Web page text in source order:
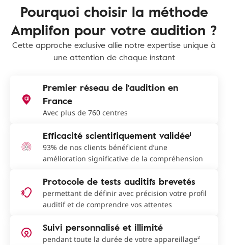
Pourquoi choisir la méthode
Amplifon pour votre audition ?
Cette approche exclusive allie notre expertise unique à
une attention de chaque instant
Premier réseau de l'audition en
France
Avec plus de 760 centres
Efficacité scientifiquement validée¹
93% de nos clients bénéficient d’une
amélioration significative de la compréhension
Protocole de tests auditifs brevetés
permettant de définir avec précision votre profil
auditif et de comprendre vos attentes
Suivi personnalisé et illimité
pendant toute la durée de votre appareillage²